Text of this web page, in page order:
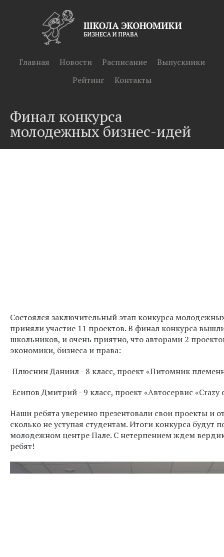
Главная Новости Расписание
Выпускники
Рейтинг
Контакты
Финал конкурса
молодежных бизнес-идей
Состоялся заключительный этап конкурса
приняли участие 11 проектов. В финал конкурса
школьников, и очень приятно, что авторами 2
экономики, бизнеса и права:
Плюснин Даниил - 8 класс, проект «Питомник
Есипов Дмитрий - 9 класс, проект «Автосервис
Наши ребята уверенно презентовали свои проекты и
сколько не уступая студентам. Итоги конкурса будут
молодежном центре Пале. С нетерпением ждем
ребят!